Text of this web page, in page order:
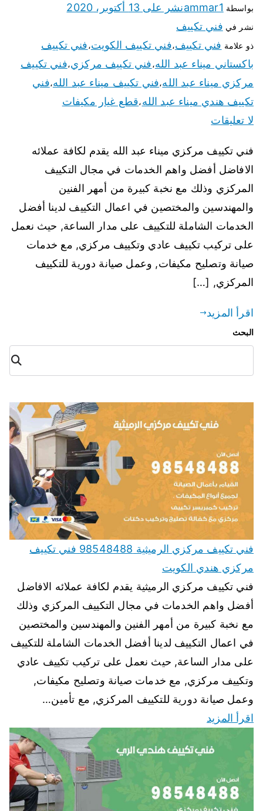
بواسطة ammar1نشر على 13 أكتوبر، 2020
نشر في فني تكييف
ذو علامة فني تكييف،فني تكييف الكويت،فني تكييف
باكستاني ميناء عبد الله،فني تكييف مركزي،فني تكييف
مركزي ميناء عبد الله،فني تكييف ميناء عبد الله،فني
تكييف هندي ميناء عبد الله،قطع غيار مكيفات
لا تعليقات
فني تكييف مركزي ميناء عبد الله يقدم لكافة عملائه
الافاضل أفضل واهم الخدمات في مجال التكييف
المركزي وذلك مع نخبة كبيرة من أمهر الفنين
والمهندسين والمختصين في اعمال التكييف لدينا أفضل
الخدمات الشاملة للتكييف على مدار الساعة, حيث نعمل
على تركيب تكييف عادي وتكييف مركزي, مع خدمات
صيانة وتصليح مكيفات, وعمل صيانة دورية للتكييف
المركزي, […]
اقرأ المزيد
البحث
البح
ث
فني تكييف مركزي الرميثية 98548488 فني تكييف
مركزي هندي الكويت
فني تكييف مركزي الرميثية يقدم لكافة عملائه الافاضل
أفضل واهم الخدمات في مجال التكييف المركزي وذلك
مع نخبة كبيرة من أمهر الفنين والمهندسين والمختصين
في اعمال التكييف لدينا أفضل الخدمات الشاملة للتكييف
على مدار الساعة, حيث نعمل على تركيب تكييف عادي
وتكييف مركزي, مع خدمات صيانة وتصليح مكيفات,
وعمل صيانة دورية للتكييف المركزي, مع تأمين…
اقرأ المزيد